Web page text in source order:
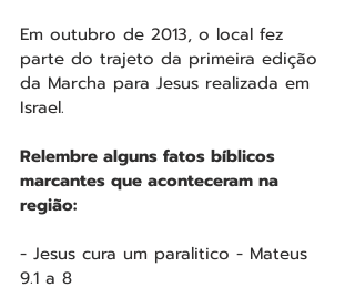
Em outubro de 2013, o local fez
parte do trajeto da primeira edição
da Marcha para Jesus realizada em
Israel.
Relembre alguns fatos bíblicos
marcantes que aconteceram na
região:
- Jesus cura um paralitico - Mateus
9.1 a 8